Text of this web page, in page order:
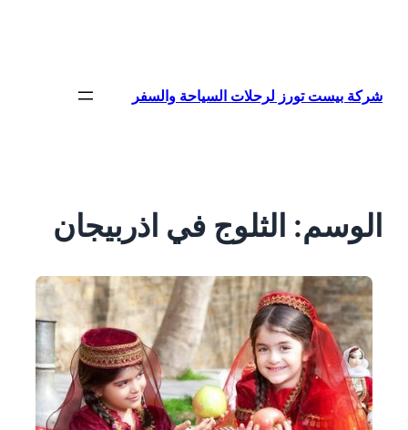
شركة بيست تورز لرحلات السياحة والسفر
الوسم: الثلوج في اذربيجان